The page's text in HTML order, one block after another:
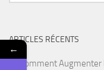
ARTICLES RÉCENTS
Comment
←